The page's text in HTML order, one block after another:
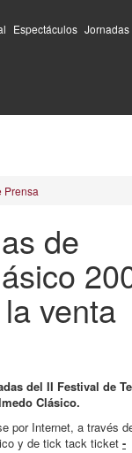
Espectáculos Jornadas
Prensa
de
venta
del II Festival de
Clásico.
por Internet, a través
y de tick tack ticket -